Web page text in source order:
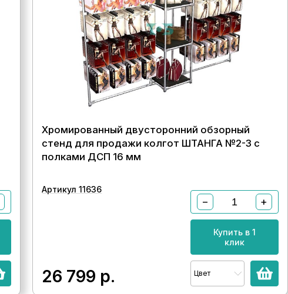
Хромированный двусторонний обзорный
стенд для продажи колгот ШТАНГА №2-3 с
полками ДСП 16 мм
Артикул 11636
26 799 р.
− +
Купить в 1
клик
Цвет